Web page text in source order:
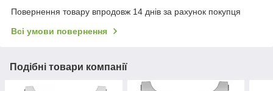
Повернення товару впродовж 14 днів за рахунок покупця
Всі умови повернення
Подібні товари компанії